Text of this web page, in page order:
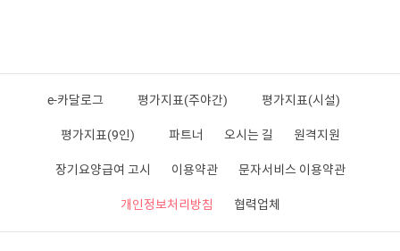
e-카달로그 평가지표(주야간) 평가지표(시설)
평가지표(9인) 파트너 오시는 길 원격지원
장기요양급여 고시 이용약관 문자서비스 이용약관
개인정보처리방침 협력업체